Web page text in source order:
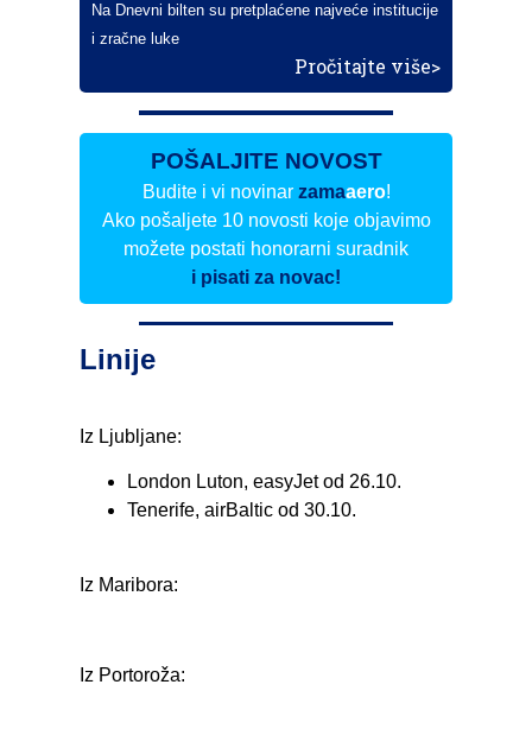
Na Dnevni bilten su pretplaćene najveće institucije
i zračne luke
Pročitajte više>
POŠALJITE NOVOST
Budite i vi novinar zamaaero!
Ako pošaljete 10 novosti koje objavimo
možete postati honorarni suradnik
i pisati za novac!
Linije
Iz Ljubljane:
London Luton, easyJet od 26.10.
Tenerife, airBaltic od 30.10.
Iz Maribora:
Iz Portoroža: